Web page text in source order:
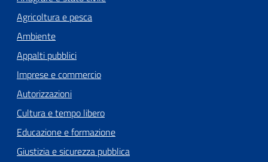
Agricoltura e pesca
Ambiente
Appalti pubblici
Imprese e commercio
Autorizzazioni
Cultura e tempo libero
Educazione e formazione
Giustizia e sicurezza pubblica